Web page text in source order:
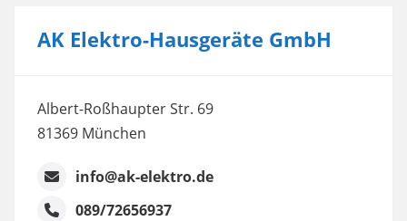
AK Elektro-Hausgeräte GmbH
Albert-Roßhaupter Str. 69
81369 München
info@ak-elektro.de
089/72656937